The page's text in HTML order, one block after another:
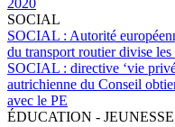
SOCIAL
SOCIAL : Autorité
du transport routier divise les
SOCIAL : directive ‘vie
autrichienne du Conseil
avec le PE
ÉDUCATION - JEUNESSE